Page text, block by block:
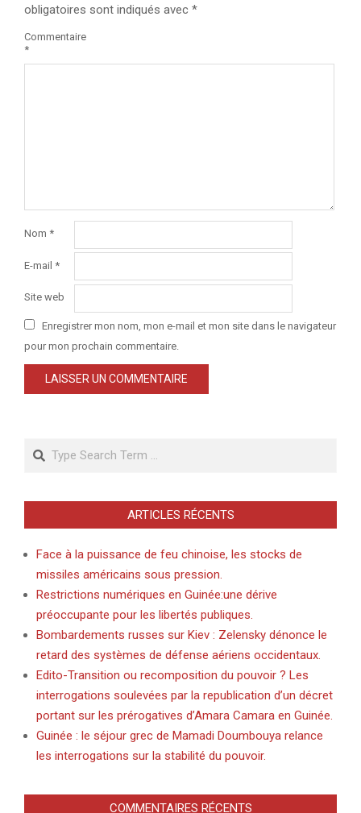
obligatoires sont indiqués avec *
Commentaire
*
Nom *
E-mail *
Site web
Enregistrer mon nom, mon e-mail et mon site dans le navigateur
pour mon prochain commentaire.
ARTICLES RÉCENTS
Face à la puissance de feu chinoise, les stocks de
missiles américains sous pression.
Restrictions numériques en Guinée:une dérive
préoccupante pour les libertés publiques.
Bombardements russes sur Kiev : Zelensky dénonce le
retard des systèmes de défense aériens occidentaux.
Edito-Transition ou recomposition du pouvoir ? Les
interrogations soulevées par la republication d’un décret
portant sur les prérogatives d’Amara Camara en Guinée.
Guinée : le séjour grec de Mamadi Doumbouya relance
les interrogations sur la stabilité du pouvoir.
COMMENTAIRES RÉCENTS